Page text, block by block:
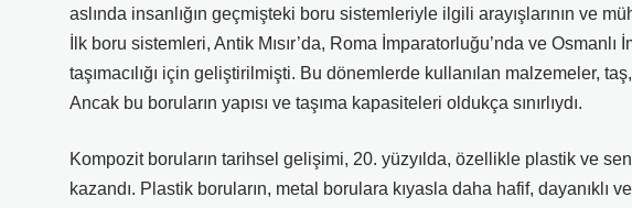
aslında insanlığın geçmişteki boru sistemleriyle ilgili arayışlarının ve
İlk boru sistemleri, Antik Mısır’da, Roma İmparatorluğu’nda ve
taşımacılığı için geliştirilmişti. Bu dönemlerde kullanılan malzemeler,
Ancak bu boruların yapısı ve taşıma kapasiteleri oldukça sınırlıydı.
Kompozit boruların tarihsel gelişimi, 20. yüzyılda, özellikle plastik ve
kazandı. Plastik boruların, metal borulara kıyasla daha hafif, dayanıklı